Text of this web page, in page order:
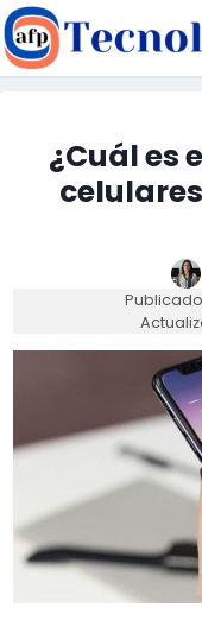
Saltar
al
contenido
¿Cuál es